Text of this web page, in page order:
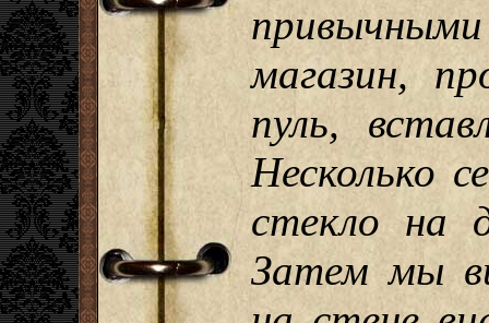
магазин,
пуль,
Несколько
стекло на
Затем мы